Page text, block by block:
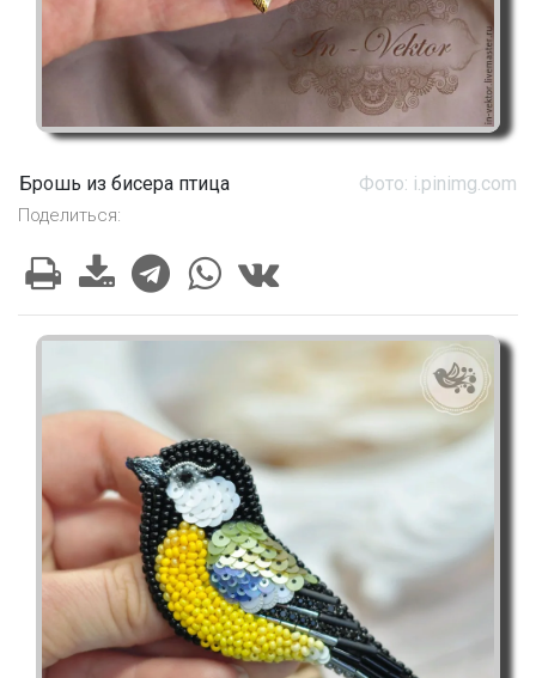
Брошь из бисера птица Фото: i.pinimg.com
Поделиться: